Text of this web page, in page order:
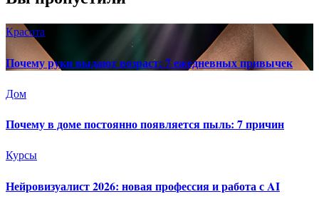
Красота
Почему руки выдают возраст: 7 ежедневных привычек
Дом
Почему в доме постоянно появляется пыль: 7 причин
Курсы
Нейровизуалист 2026: новая профессия и работа с AI